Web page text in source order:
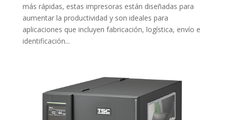
más rápidas, estas impresoras están diseñadas para
aumentar la productividad y son ideales para
aplicaciones que incluyen fabricación, logística, envío e
identificación...